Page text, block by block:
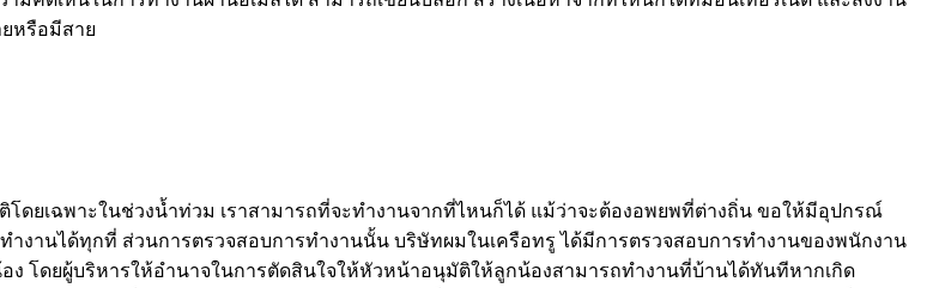
หรือมีสาย
โดยเฉพาะในช่วงน้ำท่วม เราสามารถที่จะทำงานจากที่ไหนก็ได้ แม้ว่าจะต้องอพยพที่ต่างถิ่น ขอให้มีอุปกรณ์
งานได้ทุกที่ ส่วนการตรวจสอบการทำงานนั้น บริษัทผมในเครือทรู ได้มีการตรวจสอบการทำงานของพนักงาน
โดยผู้บริหารให้อำนาจในการตัดสินใจให้หัวหน้าอนุมัติให้ลูกน้องสามารถทำงานที่บ้านได้ทันทีหากเกิด